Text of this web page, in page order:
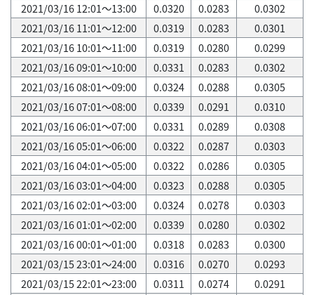
2021/03/16 12:01～13:00
0.0320 0.0283
0.0302
2021/03/16 11:01～12:00
0.0319 0.0283
0.0301
2021/03/16 10:01～11:00
0.0319 0.0280
0.0299
2021/03/16 09:01～10:00
0.0331 0.0283
0.0302
2021/03/16 08:01～09:00
0.0324 0.0288
0.0305
2021/03/16 07:01～08:00
0.0339 0.0291
0.0310
2021/03/16 06:01～07:00
0.0331 0.0289
0.0308
2021/03/16 05:01～06:00
0.0322 0.0287
0.0303
2021/03/16 04:01～05:00
0.0322 0.0286
0.0305
2021/03/16 03:01～04:00
0.0323 0.0288
0.0305
2021/03/16 02:01～03:00
0.0324 0.0278
0.0303
2021/03/16 01:01～02:00
0.0339 0.0280
0.0302
2021/03/16 00:01～01:00
0.0318 0.0283
0.0300
2021/03/15 23:01～24:00
0.0316 0.0270
0.0293
2021/03/15 22:01～23:00
0.0311 0.0274
0.0291